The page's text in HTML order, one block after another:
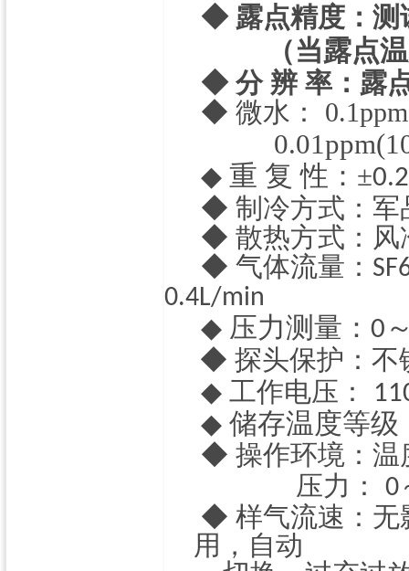
◆ 露点精度： 测
（当露点
◆ 分 辨 率：露
◆ 微水： 0.1ppm
◆ 重 复 性：±0.2
◆ 制冷方式：
◆ 散热方式：风
◆ 气体流量：
0.4L/min
◆ 压力测量： 0
◆ 探头保护：不
◆ 工作电压：
◆ 储存温度等级
◆ 操作环境：
压力： 0
◆ 样气流速：无
用，自动